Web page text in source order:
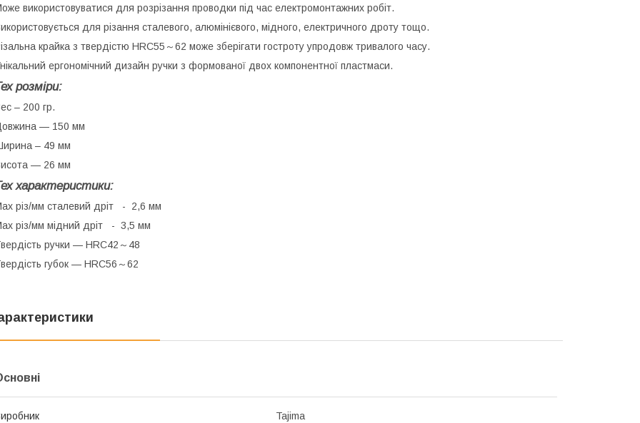
використовуватися для розрізання проводки під час електромонтажних робіт.
для різання сталевого, алюмінієвого, мідного, електричного дроту тощо.
крайка з твердістю HRC55～62 може зберігати гостроту упродовж тривалого часу.
ергономічний дизайн ручки з формованої двох компонентної пластмаси.
розміри:
– 200 гр.
— 150 мм
– 49 мм
— 26 мм
характеристики:
різ/мм сталевий дріт - 2,6 мм
різ/мм мідний дріт - 3,5 мм
ручки — HRC42～48
губок — HRC56～62
Tajima